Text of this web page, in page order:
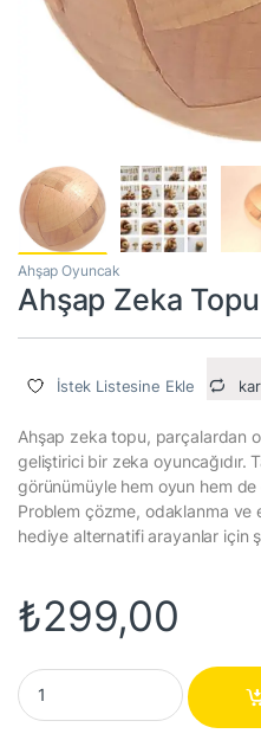
Ahşap Oyuncak
Ahşap Zeka Topu
İstek Listesine Ekle
Ahşap zeka topu, parçalardan
geliştirici bir zeka oyuncağıdır.
görünümüyle hem oyun hem
Problem çözme, odaklanma ve
hediye alternatifi arayanlar için
₺299,00
Ahşap Zeka Topu quantity